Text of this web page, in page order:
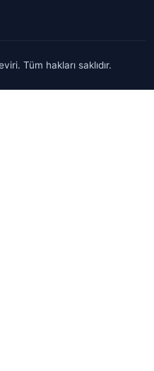
Tüm hakları saklıdır.